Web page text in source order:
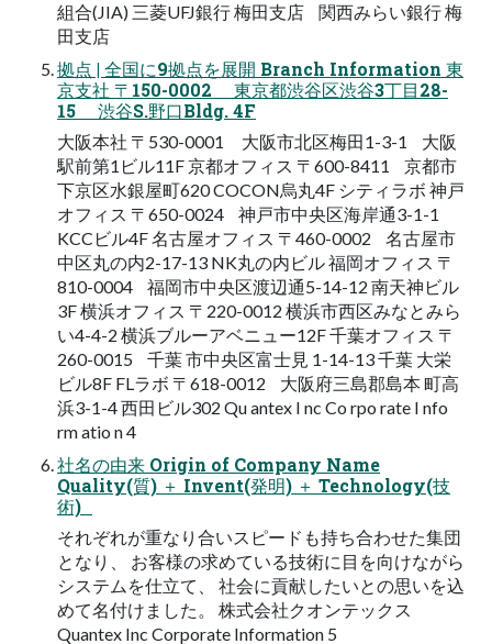
組合(JIA) 三菱UFJ銀行 梅田支店 関西みらい銀行 梅
田支店
拠点 | 全国に9拠点を展開 Branch Information 東
京支社 〒150-0002 東京都渋谷区渋谷3丁目28-
15 渋谷S.野口Bldg. 4F
大阪本社 〒530-0001 大阪市北区梅田1-3-1 大阪
駅前第1ビル11F 京都オフィス 〒600-8411 京都市
下京区水銀屋町620 COCON烏丸4F シティラボ 神戸
オフィス 〒650-0024 神戸市中央区海岸通3-1-1
KCCビル4F 名古屋オフィス 〒460-0002 名古屋市
中区丸の内2-17-13 NK丸の内ビル 福岡オフィス 〒
810-0004 福岡市中央区渡辺通5-14-12 南天神ビル
3F 横浜オフィス 〒220-0012 横浜市西区みなとみら
い4-4-2 横浜ブルーアベニュー12F 千葉オフィス 〒
260-0015 千葉 市中央区富士見 1-14-13 千葉 大栄
ビル8F FLラボ 〒618-0012 大阪府三島郡島本 町高
浜3-1-4 西田ビル302 Qu antex I nc Co rpo rate I nfo
rm atio n 4
社名の由来 Origin of Company Name
Quality(質) ＋ Invent(発明) ＋ Technology(技
術)
それぞれが重なり合いスピードも持ち合わせた集団
となり、 お客様の求めている技術に目を向けながら
システムを仕立て、 社会に貢献したいとの思いを込
めて名付けました。 株式会社クオンテックス
Quantex Inc Corporate Information 5